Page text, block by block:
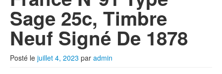
Sage 25c, Timbre
Neuf Signé De 1878
Posté le juillet 4, 2023 par admin